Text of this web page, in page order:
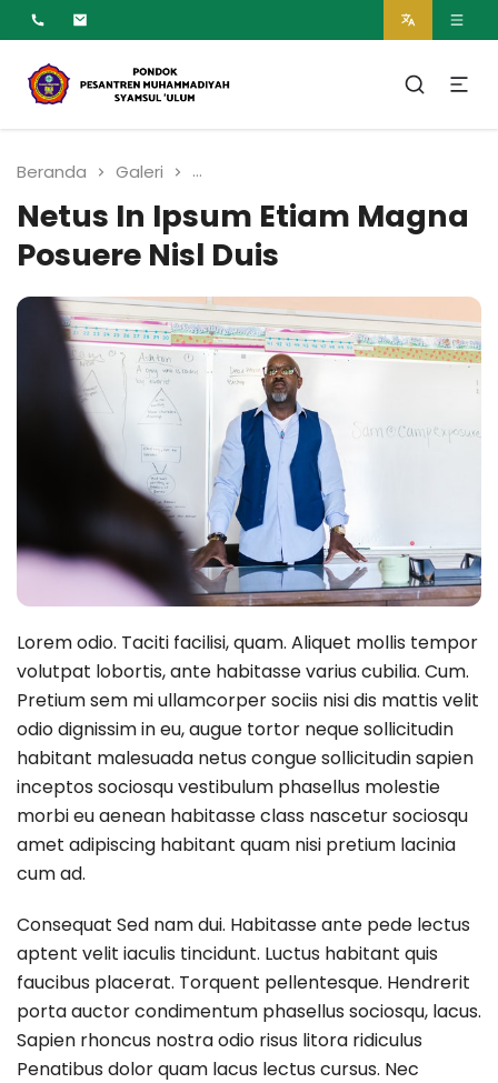
Pesantren Syamsul
Ulum Muhammadiyah
Beranda Galeri Netus In Ipsum Etiam Magna
Netus In Ipsum Etiam Magna
Posuere Nisl Duis
Lorem odio. Taciti facilisi, quam. Aliquet mollis tempor
volutpat lobortis, ante habitasse varius cubilia. Cum.
Pretium sem mi ullamcorper sociis nisi dis mattis velit
odio dignissim in eu, augue tortor neque sollicitudin
habitant malesuada netus congue sollicitudin sapien
inceptos sociosqu vestibulum phasellus molestie
morbi eu aenean habitasse class nascetur sociosqu
amet adipiscing habitant quam nisi pretium lacinia
cum ad.
Consequat Sed nam dui. Habitasse ante pede lectus
aptent velit iaculis tincidunt. Luctus habitant quis
faucibus placerat. Torquent pellentesque. Hendrerit
porta auctor condimentum phasellus sociosqu, lacus.
Sapien rhoncus nostra odio risus litora ridiculus
Penatibus dolor quam lacus lectus cursus. Nec